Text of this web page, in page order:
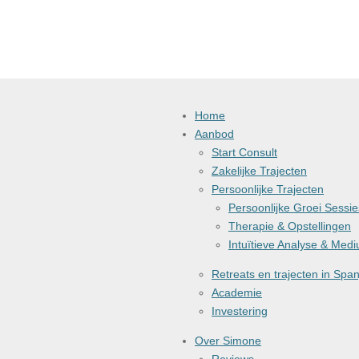
Home
Aanbod
Start Consult
Zakelijke Trajecten
Persoonlijke Trajecten
Persoonlijke Groei
Therapie & Opstellingen
Intuïtieve Analyse &
Retreats en trajecten in
Academie
Investering
Over Simone